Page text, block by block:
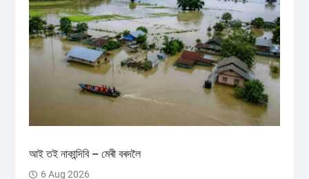
আই তই নাকান্দিবি – মেৰী বৰদলৈ
6 Aug 2026